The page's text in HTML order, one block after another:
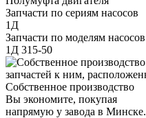
Запчасти по сериям насосов
1Д
Запчасти по моделям насосов
1Д 315-50
Собственное производство
Вы экономите, покупая
напрямую у завода в Минске.